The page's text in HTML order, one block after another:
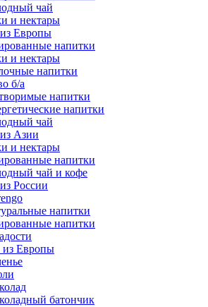
чай
и нектары
Европы
напитки
и нектары
напитки
б/а
напитки
напитки
чай
Азии
и нектары
напитки
чай и кофе
России
напитки
напитки
из Европы
батончик